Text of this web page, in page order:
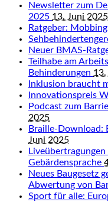
Newsletter zum
2025 13. Juni 2025
Ratgeber: Mobbing
Neuer BMAS-
Teilhabe am
Behinderungen
Inklusion braucht
Innovationspreis
Podcast zum
2025
Braille-Download:
Juni 2025
Gebärdensprache
Neues Baugesetz
Abwertung von
Sport für alle: